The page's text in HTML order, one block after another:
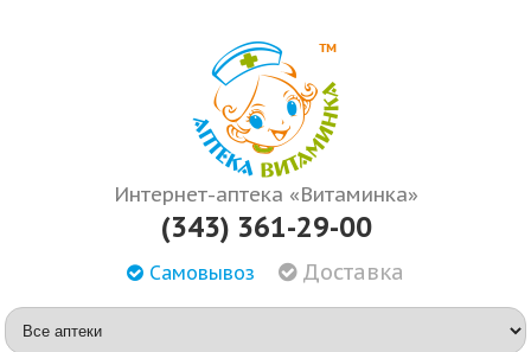
Интернет-аптека «Витаминка»
(343) 361-29-00
Самовывоз Доставка